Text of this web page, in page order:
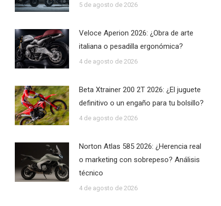
5 de agosto de 2026
Veloce Aperion 2026: ¿Obra de arte
italiana o pesadilla ergonómica?
4 de agosto de 2026
Beta Xtrainer 200 2T 2026: ¿El juguete
definitivo o un engaño para tu bolsillo?
4 de agosto de 2026
Norton Atlas 585 2026: ¿Herencia real
o marketing con sobrepeso? Análisis
técnico
4 de agosto de 2026